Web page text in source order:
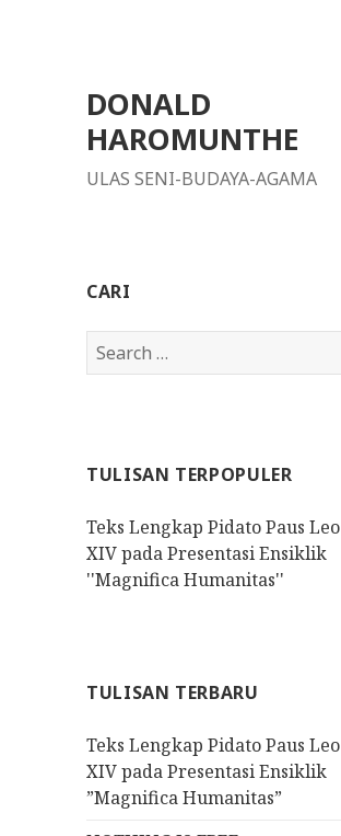
DONALD
HAROMUNTHE
ULAS SENI-BUDAYA-AGAMA
CARI
S
e
h
o
r
:
TULISAN TERPOPULER
Teks Lengkap Pidato Paus Leo
XIV pada Presentasi Ensiklik
''Magnifica Humanitas''
TULISAN TERBARU
Teks Lengkap Pidato Paus Leo
XIV pada Presentasi Ensiklik
”Magnifica Humanitas”